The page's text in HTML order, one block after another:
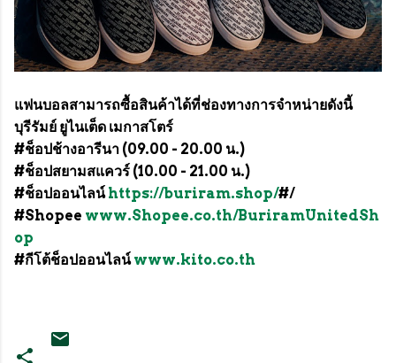
แฟนบอลสามารถซื้อสินค้าได้ที่ช่องทางการจำหน่ายดังนี้
บุรีรัมย์ ยูไนเต็ด เมกาสโตร์
#ช็อปช้างอารีนา (09.00 - 20.00 น.)
#ช็อปสยามสแควร์ (10.00 - 21.00 น.)
#ช็อปออนไลน์https://buriram.shop/#/
#Shopee www.Shopee.co.th/BuriramUnitedSh
op
#กีโต้ช็อปออนไลน์www.kito.co.th